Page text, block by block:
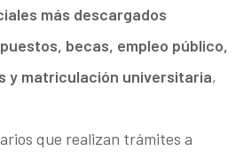
más descargados
becas, empleo público,
y matriculación universitaria,
que realizan trámites a